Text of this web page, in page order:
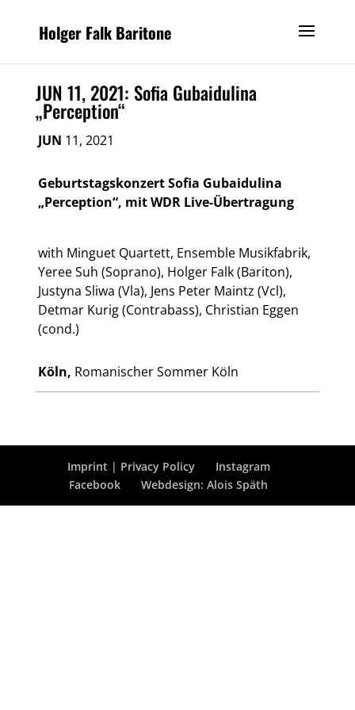
Holger Falk Baritone
JUN 11, 2021: Sofia Gubaidulina
„Perception“
JUN 11, 2021
Geburtstagskonzert Sofia Gubaidulina
„Perception“, mit WDR Live-Übertragung
with Minguet Quartett, Ensemble Musikfabrik,
Yeree Suh (Soprano), Holger Falk (Bariton),
Justyna Sliwa (Vla), Jens Peter Maintz (Vcl),
Detmar Kurig (Contrabass), Christian Eggen
(cond.)
Köln, Romanischer Sommer Köln
Imprint | Privacy Policy
Instagram
Facebook
Webdesign: Alois Späth